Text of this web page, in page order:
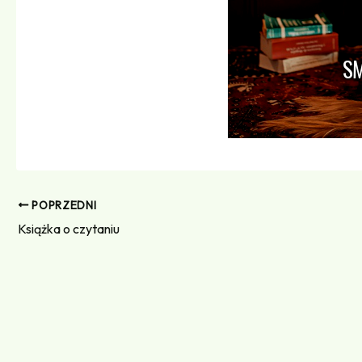
POPRZEDNI
Książka o czytaniu